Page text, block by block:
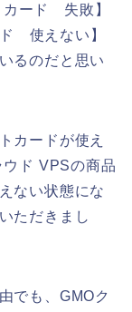
カード 失敗】
使えない】
るのだと思い
カードが使え
ド VPSの商品
ない状態にな
ただきまし
でも、GMOク